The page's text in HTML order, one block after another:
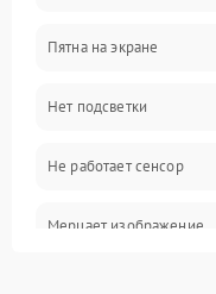
Проблемы с
Проблемы с работой
Пятна на экране
Нет подсветки
Не работает сенсор
Мерцает изображение